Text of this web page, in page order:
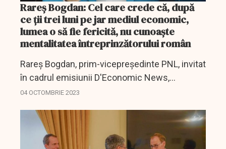
Rareş Bogdan: Cel care crede că, după
ce ții trei luni pe jar mediul economic,
lumea o să fie fericită, nu cunoaște
mentalitatea întreprinzătorului român
Rareș Bogdan, prim-vicepreședinte PNL, invitat
în cadrul emisiunii D'Economic News,
moderată de Alex Vlădescu, a comentat
din care reiese că...
04 OCTOMBRIE 2023